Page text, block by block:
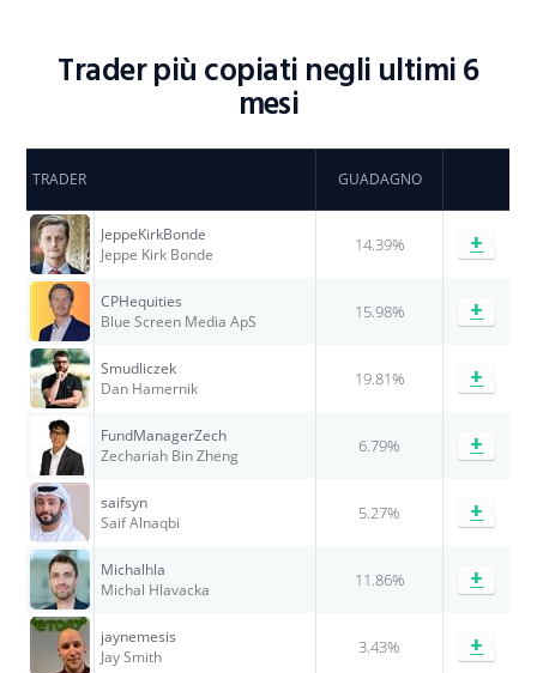
Trader più copiati negli ultimi 6
mesi
TRADER GUADAGNO
JeppeKirkBonde
Jeppe Kirk Bonde
14.39% +
CPHequities
Blue Screen Media ApS
15.98% +
Smudliczek
Dan Hamernik
19.81% +
FundManagerZech
Zechariah Bin Zheng
6.79% +
saifsyn
Saif Alnaqbi
5.27% +
Michalhla
Michal Hlavacka
11.86% +
jaynemesis
Jay Smith
3.43% +